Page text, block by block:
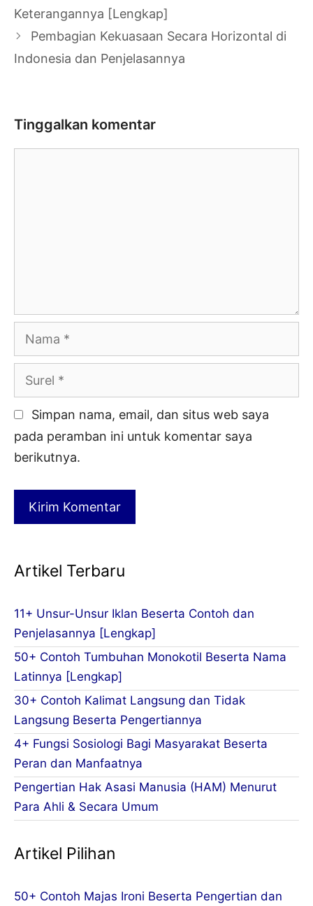
Tulisan
Keterangannya [Lengkap]
Pembagian Kekuasaan Secara Horizontal di
Indonesia dan Penjelasannya
Tinggalkan komentar
Nama
Surel
Simpan nama, email, dan situs web saya
pada peramban ini untuk komentar saya
berikutnya.
Artikel Terbaru
11+ Unsur-Unsur Iklan Beserta Contoh dan
Penjelasannya [Lengkap]
50+ Contoh Tumbuhan Monokotil Beserta Nama
Latinnya [Lengkap]
30+ Contoh Kalimat Langsung dan Tidak
Langsung Beserta Pengertiannya
4+ Fungsi Sosiologi Bagi Masyarakat Beserta
Peran dan Manfaatnya
Pengertian Hak Asasi Manusia (HAM) Menurut
Para Ahli & Secara Umum
Artikel Pilihan
50+ Contoh Majas Ironi Beserta Pengertian dan